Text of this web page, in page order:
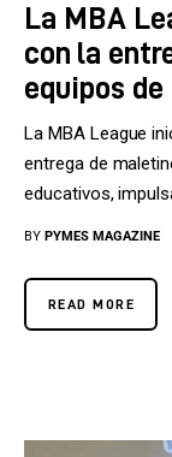
La MBA
con la
equipos
La MBA League
entrega de
educativos,
BY PYMES MAGAZINE
READ MORE